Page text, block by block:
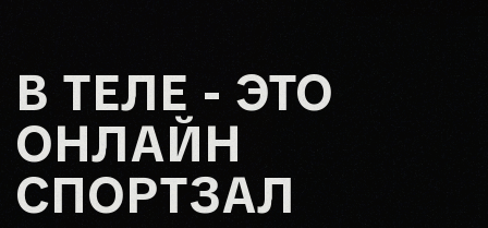
В ТЕЛЕ - ЭТО
ОНЛАЙН
СПОРТЗАЛ